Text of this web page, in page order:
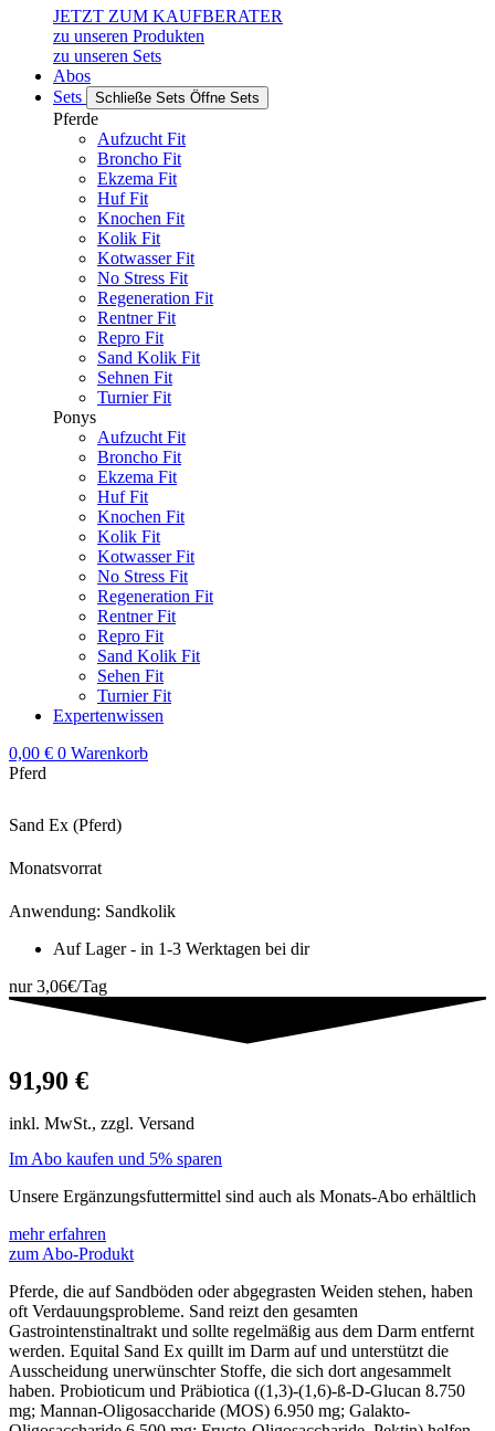
JETZT ZUM KAUFBERATER
zu unseren Produkten
zu unseren Sets
Abos
Sets
Schließe Sets Öffne Sets
Pferde
Aufzucht Fit
Broncho Fit
Ekzema Fit
Huf Fit
Knochen Fit
Kolik Fit
Kotwasser Fit
No Stress Fit
Regeneration Fit
Rentner Fit
Repro Fit
Sand Kolik Fit
Sehnen Fit
Turnier Fit
Ponys
Aufzucht Fit
Broncho Fit
Ekzema Fit
Huf Fit
Knochen Fit
Kolik Fit
Kotwasser Fit
No Stress Fit
Regeneration Fit
Rentner Fit
Repro Fit
Sand Kolik Fit
Sehen Fit
Turnier Fit
Expertenwissen
0,00 € 0 Warenkorb
Pferd
Sand Ex (Pferd)
Monatsvorrat
Anwendung: Sandkolik
Auf Lager - in 1-3 Werktagen bei dir
nur 3,06€/Tag
91,90 €
inkl. MwSt., zzgl. Versand
Im Abo kaufen und 5% sparen
Unsere Ergänzungsfuttermittel sind auch als Monats-Abo erhältlich
mehr erfahren
zum Abo-Produkt
Pferde, die auf Sandböden oder abgegrasten Weiden stehen, haben
oft Verdauungsprobleme. Sand reizt den gesamten
Gastrointenstinaltrakt und sollte regelmäßig aus dem Darm entfernt
werden. Equital Sand Ex quillt im Darm auf und unterstützt die
Ausscheidung unerwünschter Stoffe, die sich dort angesammelt
haben. Probioticum und Präbiotica ((1,3)-(1,6)-ß-D-Glucan 8.750
mg; Mannan-Oligosaccharide (MOS) 6.950 mg; Galakto-